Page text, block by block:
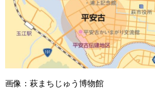
画像：萩まちじゅう博物館